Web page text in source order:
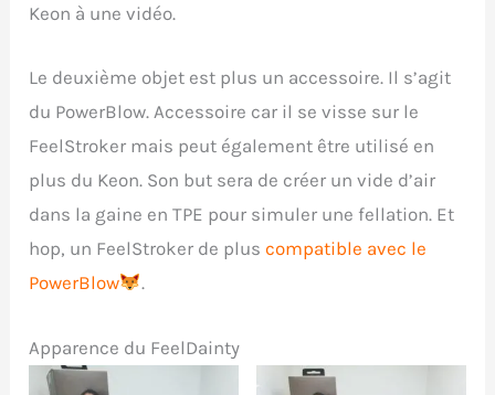
Keon à une vidéo.
Le deuxième objet est plus un accessoire. Il s’agit
du PowerBlow. Accessoire car il se visse sur le
FeelStroker mais peut également être utilisé en
plus du Keon. Son but sera de créer un vide d’air
dans la gaine en TPE pour simuler une fellation. Et
hop, un FeelStroker de pluscompatible avec le
PowerBlow
.
Apparence du FeelDainty